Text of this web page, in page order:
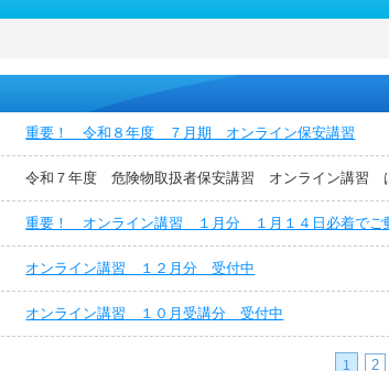
重要！ 令和８年度 ７月期 オンライン保安講習
令和７年度 危険物取扱者保安講習 オンライン講習
重要！ オンライン講習 １月分 １月１４日必着でご
オンライン講習 １２月分 受付中
オンライン講習 １０月受講分 受付中
1 2